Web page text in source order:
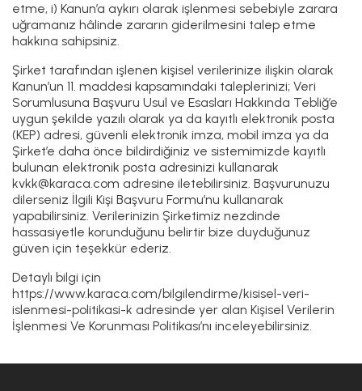
etme, i) Kanun’a aykırı olarak işlenmesi sebebiyle zarara
uğramanız hâlinde zararın giderilmesini talep etme
hakkına sahipsiniz.
Şirket tarafından işlenen kişisel verilerinize ilişkin olarak
Kanun’un 11. maddesi kapsamındaki taleplerinizi; Veri
Sorumlusuna Başvuru Usul ve Esasları Hakkında Tebliğ’e
uygun şekilde yazılı olarak ya da kayıtlı elektronik posta
(KEP) adresi, güvenli elektronik imza, mobil imza ya da
Şirket’e daha önce bildirdiğiniz ve sistemimizde kayıtlı
bulunan elektronik posta adresinizi kullanarak
kvkk@karaca.com adresine iletebilirsiniz. Başvurunuzu
dilerseniz İlgili Kişi Başvuru Formu’nu kullanarak
yapabilirsiniz. Verilerinizin Şirketimiz nezdinde
hassasiyetle korunduğunu belirtir bize duyduğunuz
güven için teşekkür ederiz.
Detaylı bilgi için
https://www.karaca.com/bilgilendirme/kisisel-veri-
islenmesi-politikasi-k adresinde yer alan Kişisel Verilerin
İşlenmesi Ve Korunması Politikası’nı inceleyebilirsiniz.